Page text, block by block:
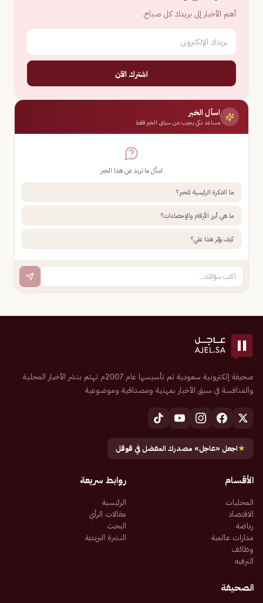
أهم الأخبار إلى بريدك كل صباح.
اشترك الآن
اسأل الخبر
مساعد ذكي يجيب من سياق الخبر فقط
اسأل ما تريد عن هذا الخبر
ما الفكرة الرئيسية للخبر؟
ما هي أبرز الأرقام والإحصاءات؟
كيف يؤثر هذا علي؟
صحيفة إلكترونية سعودية تم تأسيسها عام 2007م تهتم بنشر الأخبار المحلية
والمنافسة في سبق الأخبار بمهنية ومصداقية وموضوعية
★اجعل «عاجل» مصدرك المفضل في قوقل
الأقسام
المحليات
الاقتصاد
رياضة
مدارات عالمية
وظائف
الترفيه
روابط سريعة
الرئيسية
مقالات الرأي
البحث
النشرة البريدية
الصحيفة